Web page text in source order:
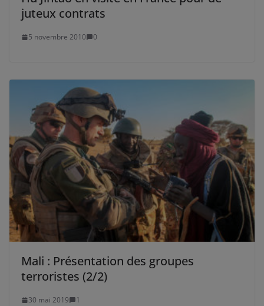
juteux contrats
5 novembre 2010 0
Mali : Présentation des groupes
terroristes (2/2)
30 mai 2019 1